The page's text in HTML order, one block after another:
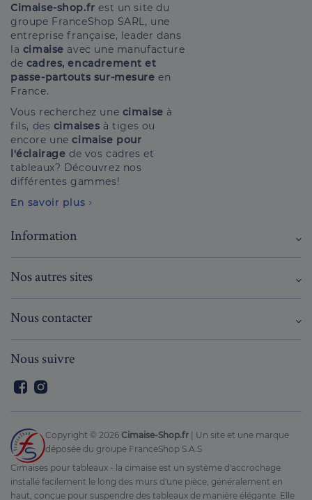
Cimaise-shop.fr est un site du
groupe FranceShop SARL, une
entreprise française, leader dans
la cimaise avec une manufacture
de cadres, encadrement et
passe-partouts sur-mesure en
France.
Vous recherchez une cimaise à
fils, des cimaises à tiges ou
encore unecimaise pour
l'éclairage de vos cadres et
tableaux? Découvrez nos
différentes gammes!
En savoir plus
Information
Nos autres sites
Nous contacter
Nous suivre
Facebook
Copyright © 2026 Cimaise-Shop.fr | Un site et une marque
déposée du groupe FranceShop S.A.S
Cimaises pour tableaux - la cimaise est un système d'accrochage
installé facilement le long des murs d'une pièce, généralement en
haut, conçue pour suspendre des tableaux de manière élégante. Elle